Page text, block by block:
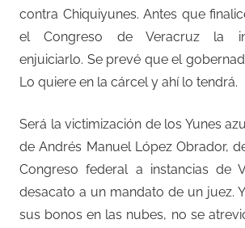
contra Chiquiyunes. Antes que
el Congreso de Veracruz la
enjuiciarlo. Se prevé que el
Lo quiere en la cárcel y ahí lo tendrá.
Será la victimización de los Yunes
de Andrés Manuel López Obrador,
Congreso federal a instancias de
desacato a un mandato de un juez.
sus bonos en las nubes, no se